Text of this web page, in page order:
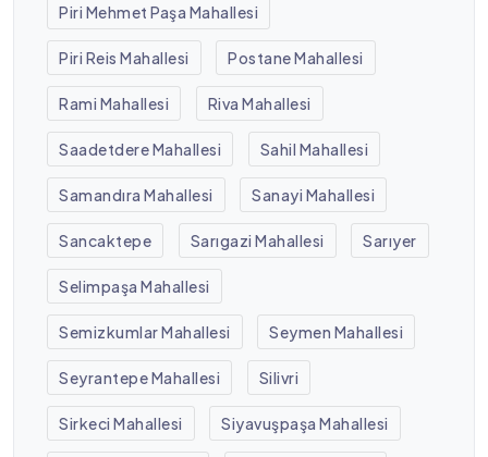
Piri Mehmet Paşa Mahallesi
Piri Reis Mahallesi Postane Mahallesi
Rami Mahallesi Riva Mahallesi
Saadetdere Mahallesi Sahil Mahallesi
Samandıra Mahallesi Sanayi Mahallesi
Sancaktepe Sarıgazi Mahallesi Sarıyer
Selimpaşa Mahallesi
Semizkumlar Mahallesi Seymen Mahallesi
Seyrantepe Mahallesi Silivri
Sirkeci Mahallesi Siyavuşpaşa Mahallesi